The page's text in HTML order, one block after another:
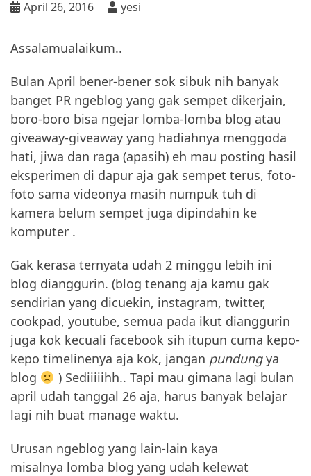
April 26, 2016 yesi
Assalamualaikum..
Bulan April bener-bener sok sibuk nih banyak
banget PR ngeblog yang gak sempet dikerjain,
boro-boro bisa ngejar lomba-lomba blog atau
giveaway-giveaway yang hadiahnya menggoda
hati, jiwa dan raga (apasih) eh mau posting hasil
eksperimen di dapur aja gak sempet terus, foto-
foto sama videonya masih numpuk tuh di
kamera belum sempet juga dipindahin ke
komputer .
Gak kerasa ternyata udah 2 minggu lebih ini
blog dianggurin. (blog tenang aja kamu gak
sendirian yang dicuekin, instagram, twitter,
cookpad, youtube, semua pada ikut dianggurin
juga kok kecuali facebook sih itupun cuma kepo-
kepo timelinenya aja kok, jangan pundungya
blog
) Sediiiiihh.. Tapi mau gimana lagi bulan
april udah tanggal 26 aja, harus banyak belajar
lagi nih buat manage waktu.
Urusan ngeblog yang lain-lain kaya
misalnya lomba blog yang udah kelewat